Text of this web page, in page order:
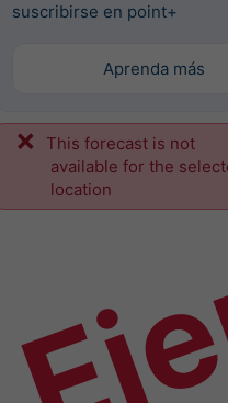
suscribirse en point+
Aprenda más
This forecast is not
available for the
location